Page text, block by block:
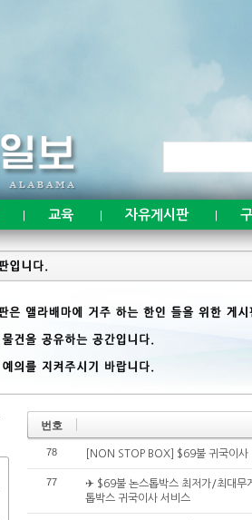
교육 자유게시판
번호
78 [NON STOP BOX] $69불 귀국이사
77
✈ $69불 논스톱박스 최저가/최대무
톱박스 귀국이사 서비스